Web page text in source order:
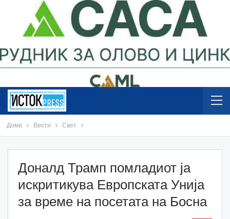
Дома Вести Свет
Доналд Трамп помладиот ја
искритикува Европската Унија
за време на посетата на Босна